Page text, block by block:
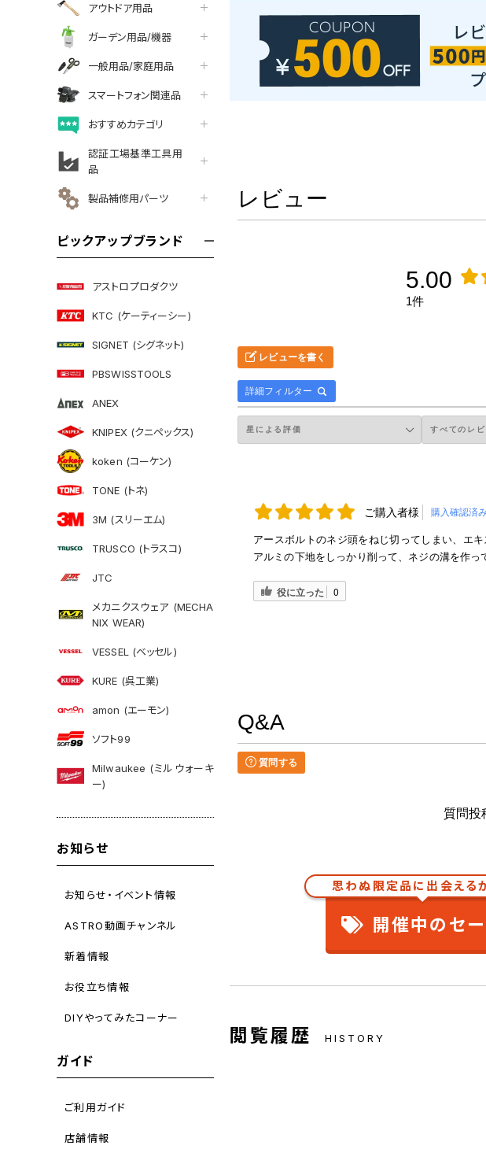
アウトドア用品
ガーデン用品/機器
一般用品/家庭用品
スマートフォン関連品
おすすめカテゴリ
認証工場基準工具用
品
製品補修用パーツ
ピックアップブランド
アストロプロダクツ
KTC (ケーティーシー)
SIGNET (シグネット)
PBSWISSTOOLS
ANEX
KNIPEX (クニペックス)
koken (コーケン)
TONE (トネ)
3M (スリーエム)
TRUSCO (トラスコ)
JTC
メカニクスウェア (MECHA
NIX WEAR)
VESSEL (ベッセル)
KURE (呉工業)
amon (エーモン)
ソフト99
Milwaukee (ミルウォーキ
ー)
お知らせ
お知らせ・イベント情報
ASTRO動画チャンネル
新着情報
お役立ち情報
DIYやってみたコーナー
ガイド
ご利用ガイド
店舗情報
レビュー
5.00
1件
レビューを書く
詳細フィルター
ご購入者様 購入確認済
アースボルトのネジ頭をねじ切ってしまい、エ
アルミの下地をしっかり削って、ネジの溝を作っ
役に立った 0
Q&A
質問する
質問投
思わぬ限定品に出会える
開催中のセ
閲覧履歴 HISTORY